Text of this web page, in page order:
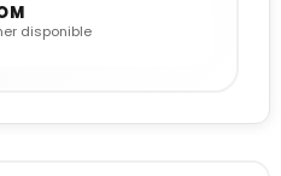
disponible